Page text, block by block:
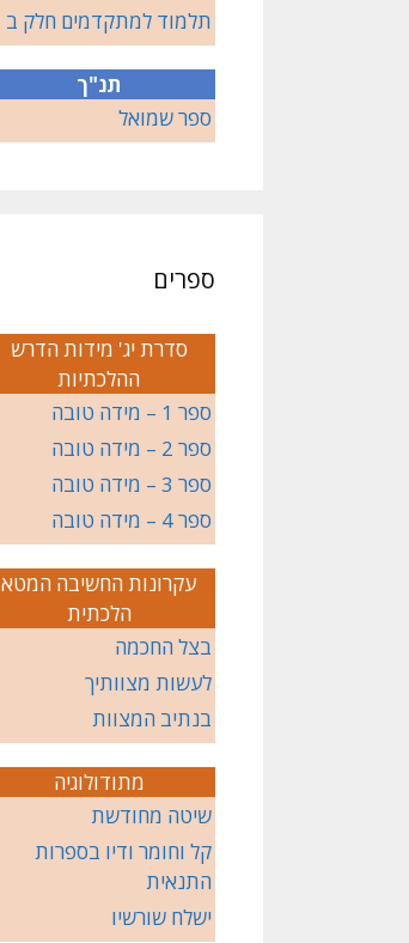
תלמוד למתקדמים חלק ב
תנ"ך
ספר שמואל
ספרים
סדרת יג' מידות הדרש
ההלכתיות
ספר 1 – מידה טובה
ספר 2 – מידה טובה
ספר 3 – מידה טובה
ספר 4 – מידה טובה
עקרונות החשיבה המטא
הלכתית
בצל החכמה
לעשות מצוותיך
בנתיב המצוות
מתודולוגיה
שיטה מחודשת
קל וחומר ודיו בספרות
התנאית
ישלח שורשיו